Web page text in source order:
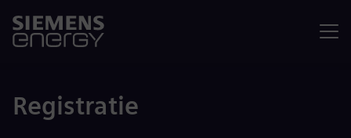
Registratie